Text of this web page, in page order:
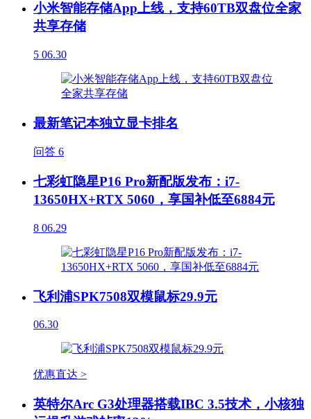
小米智能存储App上线，支持60TB双盘位全家
共享存储
5 06.30
最新笔记本独立显卡排名
问答 6
七彩虹隐星P16 Pro新配版发布：i7-
13650HX+RTX 5060，享国补低至6884元
8 06.29
飞利浦SPK7508双模鼠标29.9元
06.30
优惠直达 >
英特尔Arc G3处理器搭载IBC 3.5技术，小核独